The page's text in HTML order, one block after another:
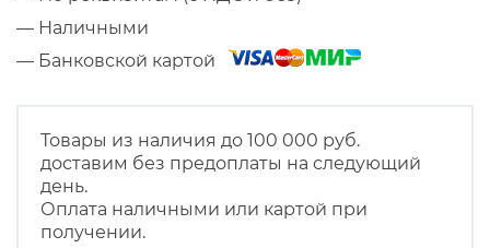
— Наличными
— Банковской картой
Товары из наличия до 100 000 руб.
доставим без предоплаты на следующий
день.
Оплата наличными или картой при
получении.